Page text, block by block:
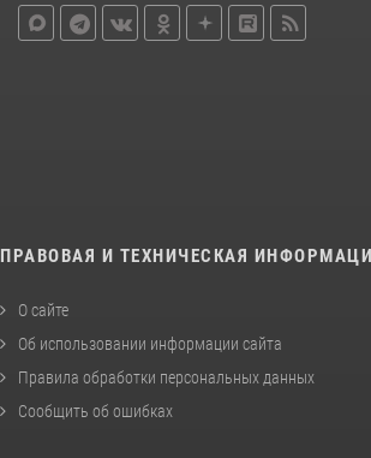
ПРАВОВАЯ И ТЕХНИЧЕСКАЯ
О сайте
Об использовании информации сайта
Правила обработки персональных данных
Сообщить об ошибках